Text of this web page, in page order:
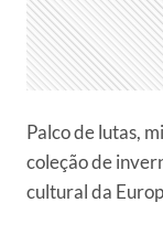
Palco de lutas,
coleção de
cultural da